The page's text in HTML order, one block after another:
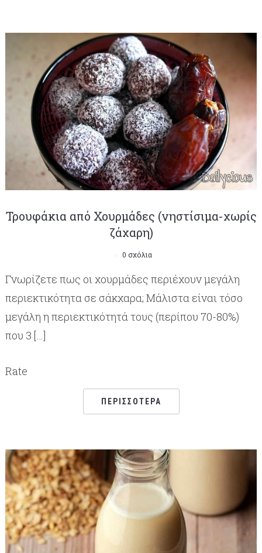
Τρουφάκια από Χουρμάδες (νηστίσιμα-χωρίς
ζάχαρη)
0 σχόλια
Γνωρίζετε πως οι χουρμάδες περιέχουν μεγάλη
περιεκτικότητα σε σάκχαρα; Μάλιστα είναι τόσο
μεγάλη η περιεκτικότητά τους (περίπου 70-80%)
που 3 […]
Rate
ΠΕΡΙΣΣΌΤΕΡΑ